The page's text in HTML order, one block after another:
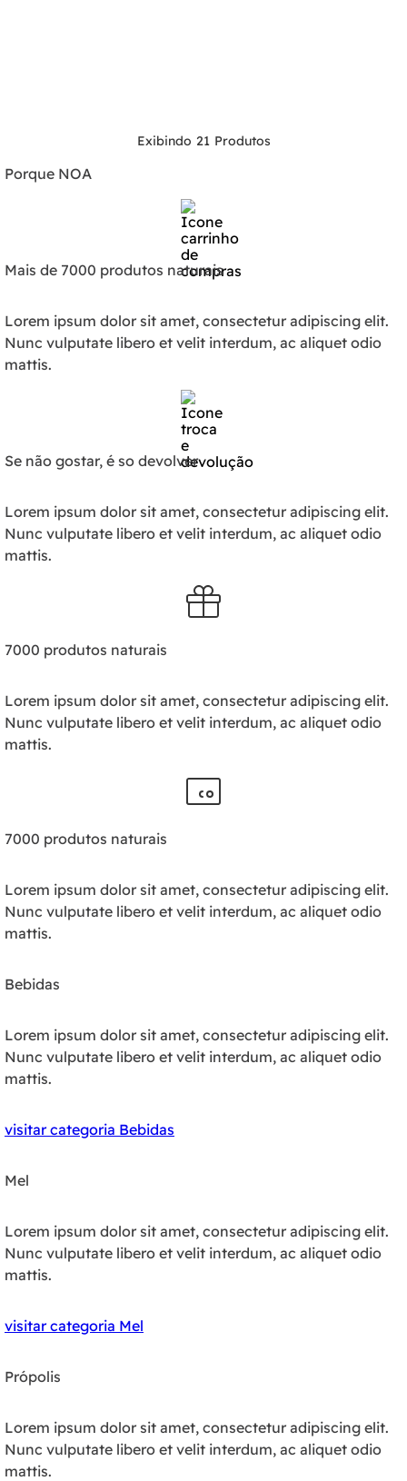
21
Porque NOA
Mais de 7000 produtos naturais
Lorem ipsum dolor sit amet, consectetur adipiscing elit.
Nunc vulputate libero et velit interdum, ac aliquet odio
mattis.
Se não gostar, é so devolver
Lorem ipsum dolor sit amet, consectetur adipiscing elit.
Nunc vulputate libero et velit interdum, ac aliquet odio
mattis.
7000 produtos naturais
Lorem ipsum dolor sit amet, consectetur adipiscing elit.
Nunc vulputate libero et velit interdum, ac aliquet odio
mattis.
7000 produtos naturais
Lorem ipsum dolor sit amet, consectetur adipiscing elit.
Nunc vulputate libero et velit interdum, ac aliquet odio
mattis.
Bebidas
Lorem ipsum dolor sit amet, consectetur adipiscing elit.
Nunc vulputate libero et velit interdum, ac aliquet odio
mattis.
visitar categoria Bebidas
Mel
Lorem ipsum dolor sit amet, consectetur adipiscing elit.
Nunc vulputate libero et velit interdum, ac aliquet odio
mattis.
visitar categoria Mel
Própolis
Lorem ipsum dolor sit amet, consectetur adipiscing elit.
Nunc vulputate libero et velit interdum, ac aliquet odio
mattis.